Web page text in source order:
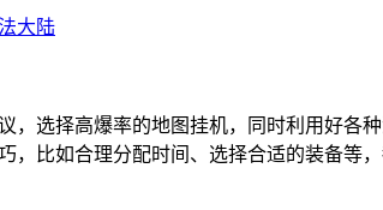
大陆
，选择高爆率的地图挂机，同时利用好各
比如合理分配时间、选择合适的装备等